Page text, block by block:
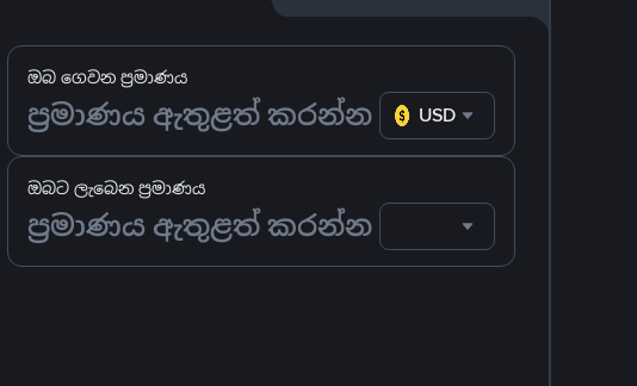
ඔබ ගෙවන ප්‍රමාණය
USD
ඔබට ලැබෙන ප්‍රමාණය